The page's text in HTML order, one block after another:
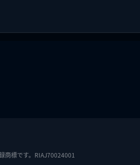
商標です。RIAJ70024001